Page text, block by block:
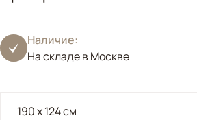
Наличие:
На складе в Москве
190 x 124 см